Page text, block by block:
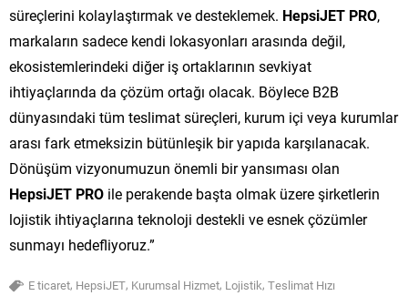
süreçlerini kolaylaştırmak ve desteklemek. HepsiJET PRO,
markaların sadece kendi lokasyonları arasında değil,
ekosistemlerindeki diğer iş ortaklarının sevkiyat
ihtiyaçlarında da çözüm ortağı olacak. Böylece B2B
dünyasındaki tüm teslimat süreçleri, kurum içi veya kurumlar
arası fark etmeksizin bütünleşik bir yapıda karşılanacak.
Dönüşüm vizyonumuzun önemli bir yansıması olan
HepsiJET PRO ile perakende başta olmak üzere şirketlerin
lojistik ihtiyaçlarına teknoloji destekli ve esnek çözümler
sunmayı hedefliyoruz.”
E ticaret, HepsiJET, Kurumsal Hizmet, Lojistik, Teslimat Hızı